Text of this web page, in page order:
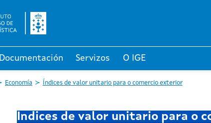
Documentación Servizos O IGE
Economía Índices de valor unitario para o comercio exterior